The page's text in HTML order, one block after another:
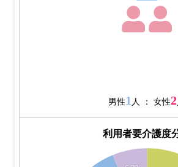
男性1 人 ： 女性2
利用者要介護度